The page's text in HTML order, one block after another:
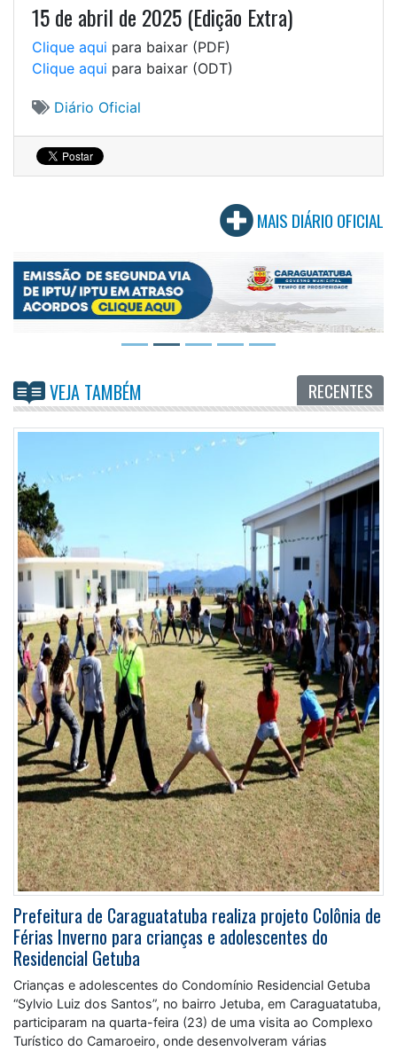
15 de abril de 2025 (Edição Extra)
Clique aqui para baixar (PDF)
Clique aqui para baixar (ODT)
Diário Oficial
MAIS DIÁRIO OFICIAL
VEJA TAMBÉM RECENTES
Prefeitura de Caraguatatuba realiza projeto Colônia de
Férias Inverno para crianças e adolescentes do
Residencial Getuba
Crianças e adolescentes do Condomínio Residencial Getuba
“Sylvio Luiz dos Santos”, no bairro Jetuba, em Caraguatatuba,
participaram na quarta-feira (23) de uma visita ao Complexo
Turístico do Camaroeiro, onde desenvolveram várias